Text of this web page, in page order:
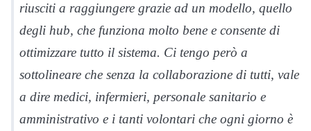
riusciti a raggiungere grazie ad un modello, quello
degli hub, che funziona molto bene e consente di
ottimizzare tutto il sistema. Ci tengo però a
sottolineare che senza la collaborazione di tutti, vale
a dire medici, infermieri, personale sanitario e
amministrativo e i tanti volontari che ogni giorno è